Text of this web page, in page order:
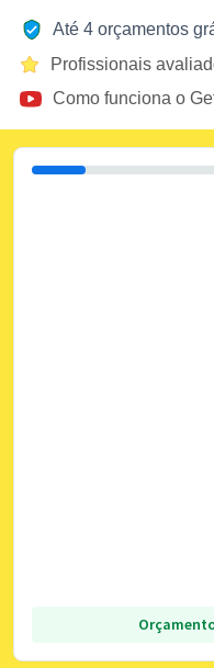
Até 4 orçamentos
Profissionais
Como funciona o